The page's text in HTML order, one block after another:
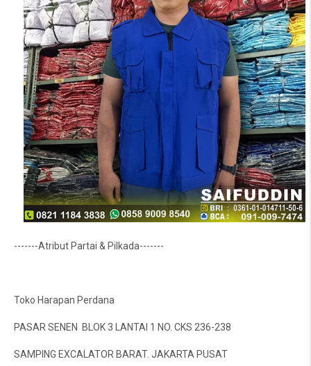
-------Atribut Partai & Pilkada-------
Toko Harapan Perdana
PASAR SENEN BLOK 3 LANTAI 1 NO. CKS 236-238
SAMPING EXCALATOR BARAT. JAKARTA PUSAT